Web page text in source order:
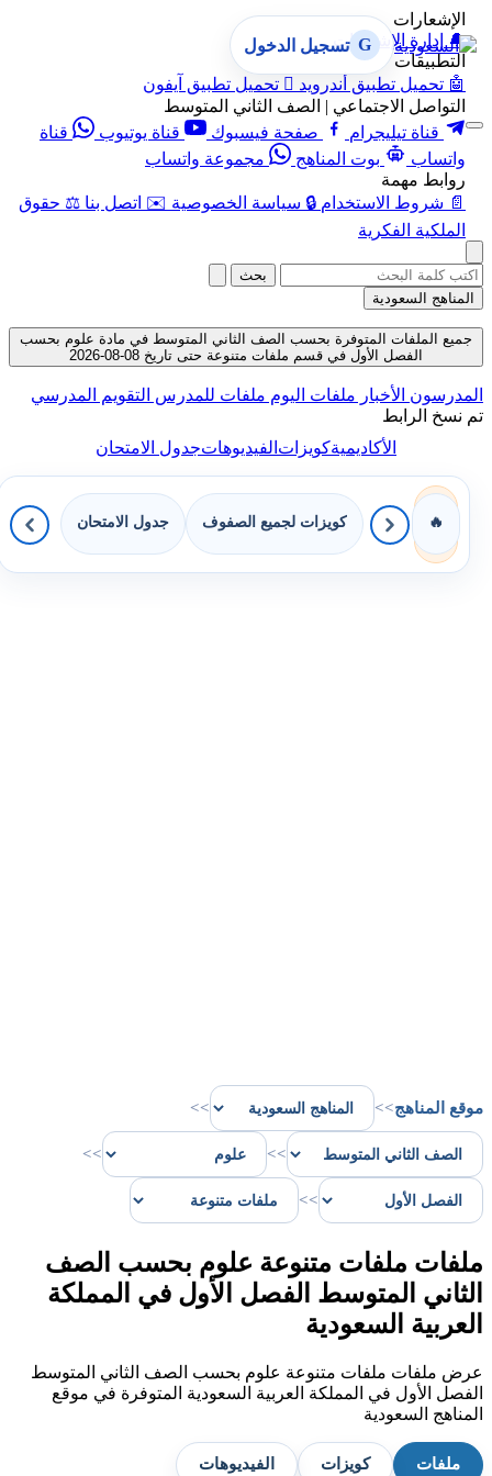
الإشعارات
🔔 إدارة الإشعارات
التطبيقات
🤖 تحميل تطبيق أندرويد  تحميل تطبيق آيفون
التواصل الاجتماعي | الصف الثاني المتوسط
قناة تيليجرام
صفحة فيسبوك قناة يوتيوب
قناة
واتساب
بوت المناهج
مجموعة واتساب
روابط مهمة
📄 شروط الاستخدام 🔒 سياسة الخصوصية ✉️ اتصل بنا ⚖️ حقوق
الملكية الفكرية
G تسجيل الدخول
بحث
المناهج السعودية
جميع الملفات المتوفرة بحسب الصف الثاني المتوسط في مادة علوم بحسب
الفصل الأول في قسم ملفات متنوعة حتى تاريخ 08-08-2026
المدرسون الأخبار ملفات اليوم ملفات للمدرس التقويم المدرسي
تم نسخ الرابط
الأكاديميةكويزاتالفيديوهاتجدول الامتحان
🔥 كويزات لجميع الصفوف جدول الامتحان
موقع المناهج>>
>>
>>
>>
>>
ملفات ملفات متنوعة علوم بحسب الصف
الثاني المتوسط الفصل الأول في المملكة
العربية السعودية
عرض ملفات ملفات متنوعة علوم بحسب الصف الثاني المتوسط
الفصل الأول في المملكة العربية السعودية المتوفرة في موقع
المناهج السعودية
ملفات كويزات الفيديوهات